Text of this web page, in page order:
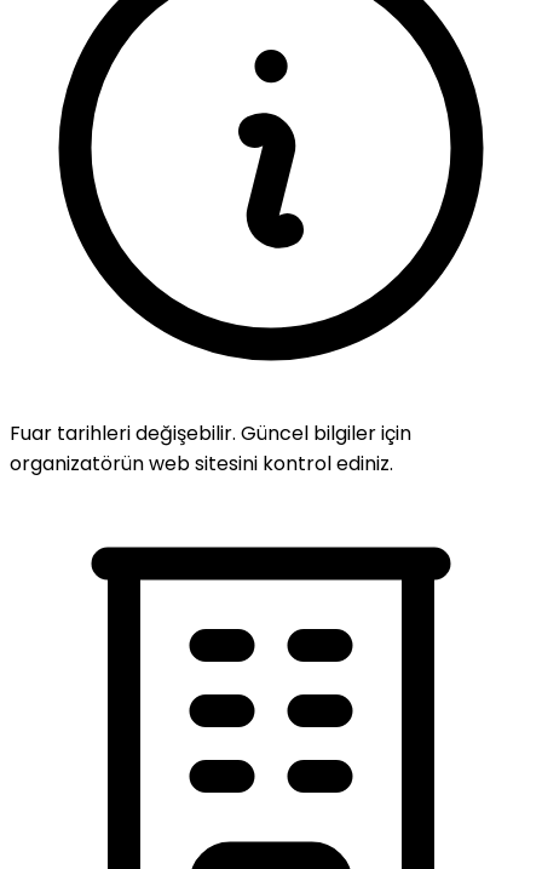
Fuar tarihleri değişebilir. Güncel bilgiler için
organizatörün web sitesini kontrol ediniz.